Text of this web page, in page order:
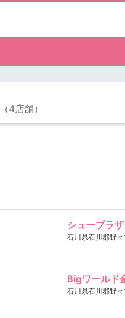
（4店舗）
シュープラ
石川県石川郡野
Bigワールド
石川県石川郡野